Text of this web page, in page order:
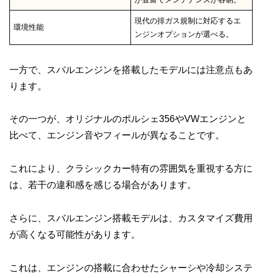
環境性能
現代の排ガス規制に対応するエ
ンジンオプションが選べる。
一方で、スバルエンジンを搭載したモデルには注意点もあ
ります。
その一つが、オリジナルのポルシェ356やVWエンジンと
比べて、エンジン音やフィールが異なることです。
これにより、クラシックカー特有の雰囲気を重視する方に
は、若干の違和感を感じる場合があります。
さらに、スバルエンジン搭載モデルは、カスタマイズ費用
が高くなる可能性があります。
これは、エンジンの搭載に合わせたシャーシや冷却システ